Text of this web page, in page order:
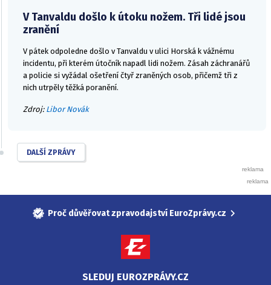
V Tanvaldu došlo k útoku nožem. Tři lidé jsou
zranění
V pátek odpoledne došlo v Tanvaldu v ulici Horská k vážnému
incidentu, při kterém útočník napadl lidi nožem. Zásah záchranářů
a policie si vyžádal ošetření čtyř zraněných osob, přičemž tři z
nich utrpěly těžká poranění.
Zdroj: Libor Novák
DALŠÍ ZPRÁVY
Proč důvěřovat zpravodajství EuroZprávy.cz
SLEDUJ EUROZPRÁVY.CZ